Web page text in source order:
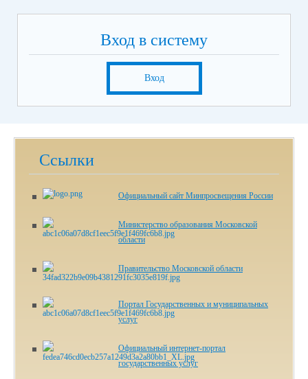
Вход в систему
Вход
Ссылки
Официальный сайт Минпросвещения России
Министерство образования Московской
области
Правительство Московской области
Портал Государственных и муниципальных
услуг
Официальный интернет-портал
государственных услуг